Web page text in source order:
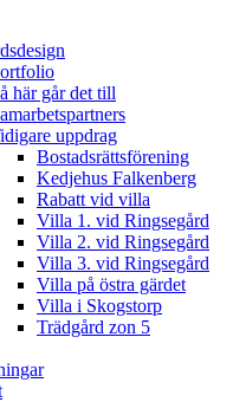
här går det till
uppdrag
Bostadsrättsförening
Kedjehus Falkenberg
Rabatt vid villa
Villa 1. vid Ringsegård
Villa 2. vid Ringsegård
Villa 3. vid Ringsegård
Villa på östra gärdet
Villa i Skogstorp
Trädgård zon 5